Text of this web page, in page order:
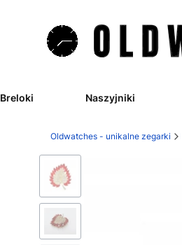
Breloki Naszyjniki
Oldwatches - unikalne zegarki